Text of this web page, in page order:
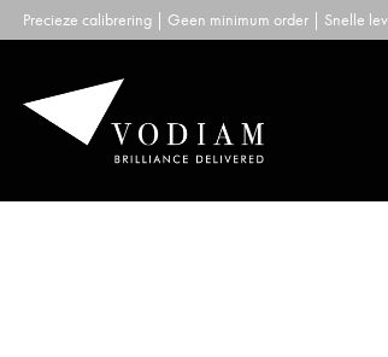
Skip
to
Precieze calibrering | Geen minimum order | Snelle